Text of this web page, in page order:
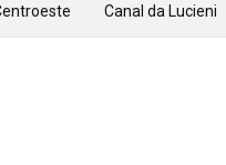
Canal da Lucieni